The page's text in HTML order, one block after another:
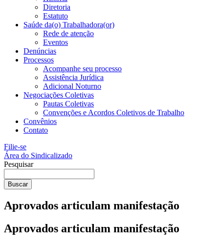
Diretoria
Estatuto
Saúde da(o) Trabalhadora(or)
Rede de atenção
Eventos
Denúncias
Processos
Acompanhe seu processo
Assistência Jurídica
Adicional Noturno
Negociações Coletivas
Pautas Coletivas
Convenções e Acordos Coletivos de Trabalho
Convênios
Contato
Filie-se
Área do Sindicalizado
Pesquisar
Buscar
Aprovados articulam manifestação
Aprovados articulam manifestação